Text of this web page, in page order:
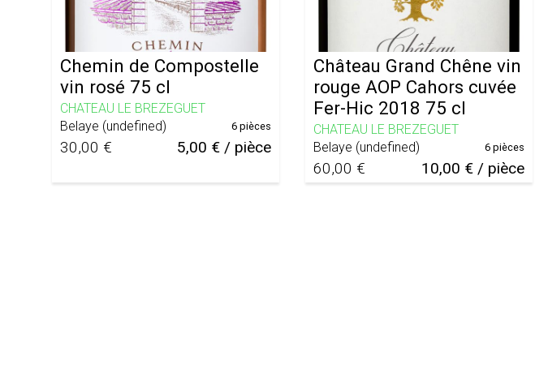
Chemin de Compostelle
vin rosé 75 cl
CHATEAU LE BREZEGUET
Belaye (undefined)
30,00 € 5,00 € / pièce
6 pièces
Château Grand Chêne vin
rouge AOP Cahors cuvée
Fer-Hic 2018 75 cl
CHATEAU LE BREZEGUET
Belaye (undefined)
60,00 € 10,00 € / pièce
6 pièces